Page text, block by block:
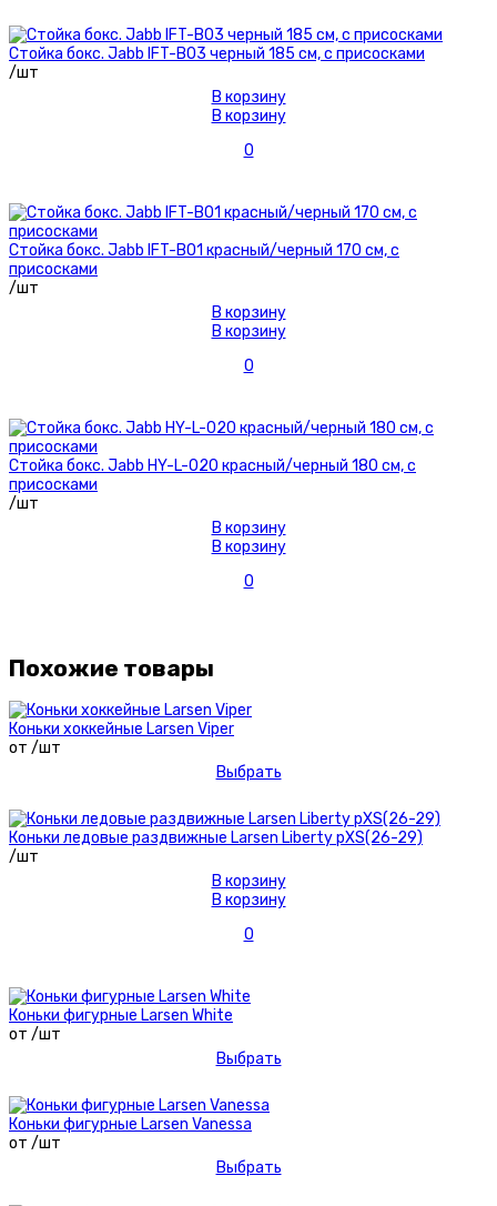
Стойка бокс. Jabb IFT-B03 черный 185 см, с присосками
/шт
В корзину
В корзину
0
Стойка бокс. Jabb IFT-B01 красный/черный 170 см, с
присосками
/шт
В корзину
В корзину
0
Стойка бокс. Jabb HY-L-020 красный/черный 180 см, с
присосками
/шт
В корзину
В корзину
0
Похожие товары
Коньки хоккейные Larsen Viper
от /шт
Выбрать
Коньки ледовые раздвижные Larsen Liberty рXS(26-29)
/шт
В корзину
В корзину
0
Коньки фигурные Larsen White
от /шт
Выбрать
Коньки фигурные Larsen Vanessa
от /шт
Выбрать